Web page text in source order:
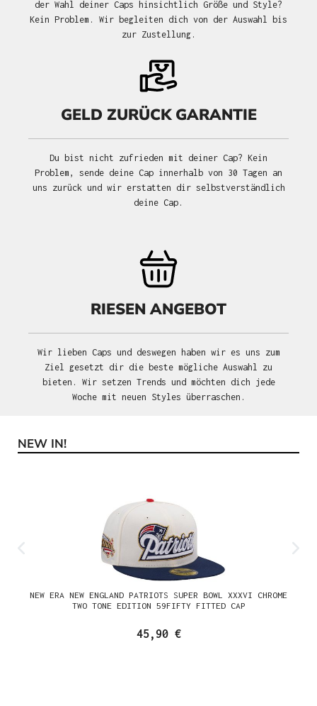
der Wahl deiner Caps hinsichtlich Größe und Style?
Kein Problem. Wir begleiten dich von der Auswahl bis
zur Zustellung.
GELD ZURÜCK GARANTIE
Du bist nicht zufrieden mit deiner Cap? Kein
Problem, sende deine Cap innerhalb von 30 Tagen an
uns zurück und wir erstatten dir selbstverständlich
deine Cap.
RIESEN ANGEBOT
Wir lieben Caps und deswegen haben wir es uns zum
Ziel gesetzt dir die beste mögliche Auswahl zu
bieten. Wir setzen Trends und möchten dich jede
Woche mit neuen Styles überraschen.
Produktgalerie überspringen
NEW IN!
NEW ERA NEW ENGLAND PATRIOTS SUPER BOWL XXXVI CHROME
TWO TONE EDITION 59FIFTY FITTED CAP
45,90 €